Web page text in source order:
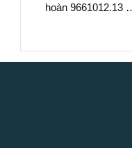
hoàn 9661012.13 –